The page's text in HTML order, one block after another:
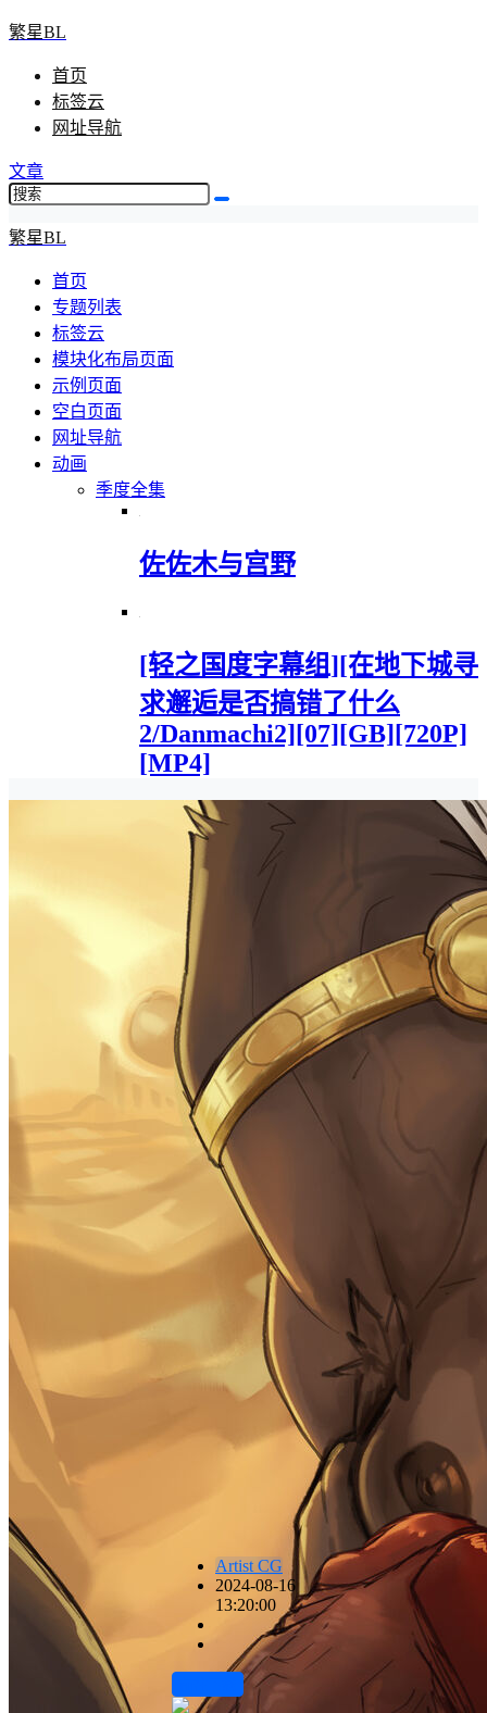
繁星BL
首页
标签云
网址导航
文章
繁星BL
首页
专题列表
标签云
模块化布局页面
示例页面
空白页面
网址导航
动画
季度全集
佐佐木与宫野
[轻之国度字幕组][在地下城寻
求邂逅是否搞错了什么
2/Danmachi2][07][GB][720P]
[MP4]
Artist CG
2024-08-16
13:20:00